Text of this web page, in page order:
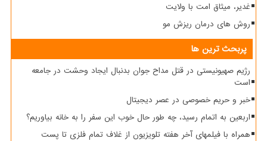
غدیر، میثاق امت با ولایت
روش های درمان ریزش مو
پربحث ترین ها
رژیم صهیونیستی در قتل مداح جوان بدنبال ایجاد وحشت در جامعه
است
خبر و حریم خصوصی در عصر دیجیتال
اربعین به اتمام رسید، چه طور حال خوب این سفر را به خانه بیاوریم؟
همراه با فیلمهای آخر هفته تلویزیون از غلاف تمام فلزی تا پست